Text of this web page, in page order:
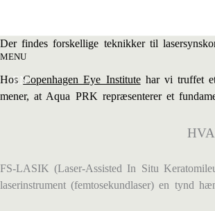
MENU
EN
udvikling er behandlingen mere sikker,
Der findes forskellige teknikker til
HosCopenhagen Eye Institutehar vi truffet
mener, at Aqua PRK repræsenterer et
FS-LASIK (Laser-Assisted In Situ
laserinstrument (femtosekundlaser) en tynd